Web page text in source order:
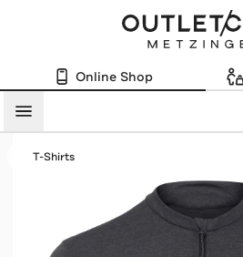
Online Shop
Menü
T-Shirts